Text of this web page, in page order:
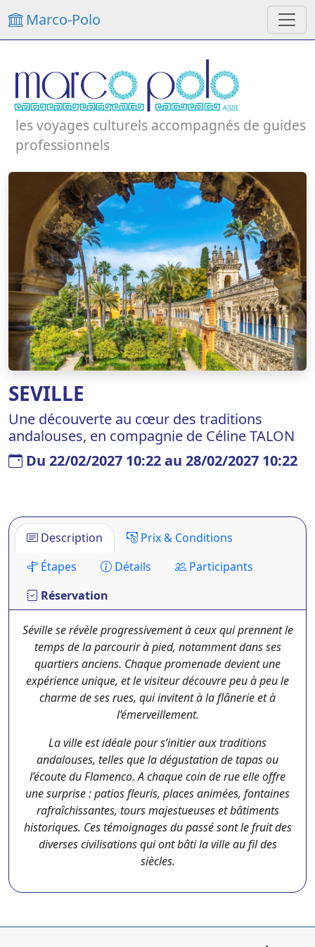
Marco-Polo
les voyages culturels accompagnés de guides
professionnels
SEVILLE
Une découverte au cœur des traditions
andalouses, en compagnie de Céline TALON
Du 22/02/2027 10:22 au 28/02/2027 10:22
Description
Prix & Conditions
Étapes
Détails
Participants
Réservation
Séville se révèle progressivement à ceux qui prennent le
temps de la parcourir à pied, notamment dans ses
quartiers anciens. Chaque promenade devient une
expérience unique, et le visiteur découvre peu à peu le
charme de ses rues, qui invitent à la flânerie et à
l’émerveillement.
La ville est idéale pour s’initier aux traditions
andalouses, telles que la dégustation de tapas ou
l’écoute du Flamenco. A chaque coin de rue elle offre
une surprise : patios fleuris, places animées, fontaines
rafraîchissantes, tours majestueuses et bâtiments
historiques. Ces témoignages du passé sont le fruit des
diverses civilisations qui ont bâti la ville au fil des
siècles.